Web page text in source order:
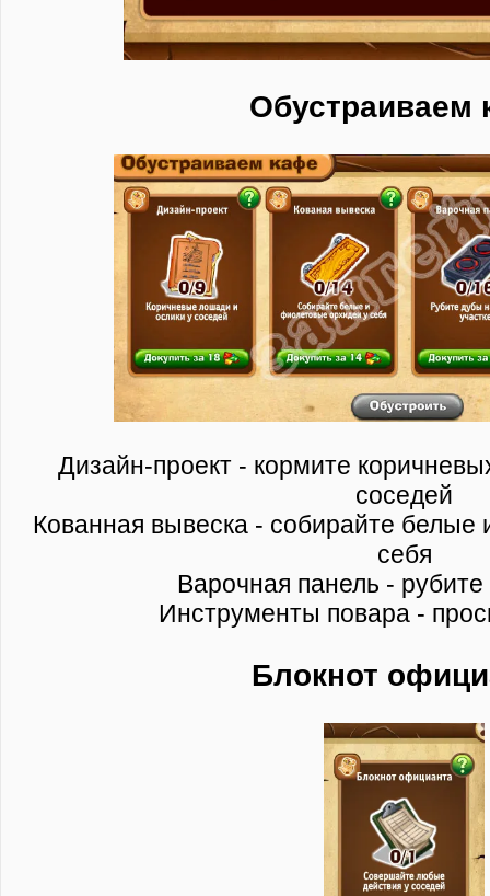
Обустраиваем
Дизайн-проект - кормите
соседей
Кованная вывеска - собирайте
себя
Варочная панель -
Инструменты повара -
Блокнот